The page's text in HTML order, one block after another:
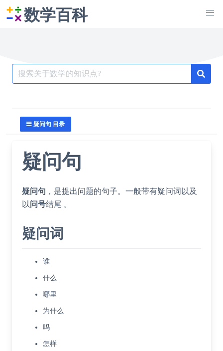
数学百科
Search
for:
疑问句 目录
疑问句
疑问句 ，是提出问题的句子。一般带有疑问词以及
以问号结尾 。
疑问词
谁
什么
哪里
为什么
吗
怎样